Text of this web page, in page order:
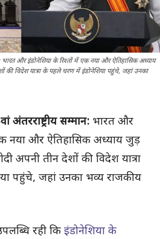
भारत और इंडोनेशिया के रिश्तों में एक नया और ऐतिहासिक अध्याय
की विदेश यात्रा के पहले चरण में इंडोनेशिया पहुंचे, जहां उनका
अंतरराष्ट्रीय सम्मान: भारत और
नया और ऐतिहासिक अध्याय जुड़
अपनी तीन देशों की विदेश यात्रा
पहुंचे, जहां उनका भव्य राजकीय
रही कि इंडोनेशिया के